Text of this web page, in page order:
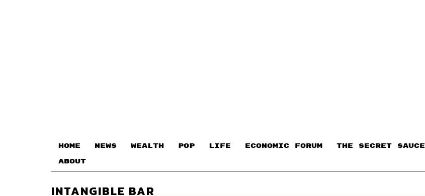
HOME NEWS WEALTH POP LIFE ECONOMIC FORUM THE SECRET SAUCE​
ABOUT
INTANGIBLE BAR